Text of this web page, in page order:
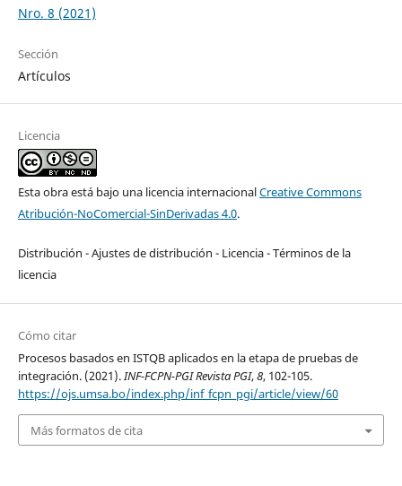
Nro. 8 (2021)
Sección
Artículos
Licencia
Esta obra está bajo una licencia internacionalCreative Commons
Atribución-NoComercial-SinDerivadas 4.0.
Distribución - Ajustes de distribución - Licencia - Términos de la
licencia
Cómo citar
Procesos basados en ISTQB aplicados en la etapa de pruebas de
integración. (2021).INF-FCPN-PGI Revista PGI,8, 102-105.
https://ojs.umsa.bo/index.php/inf_fcpn_pgi/article/view/60
Más formatos de cita